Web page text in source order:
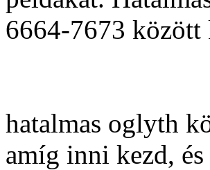
6664-7673 között
hatalmas oglyth
amíg inni kezd,